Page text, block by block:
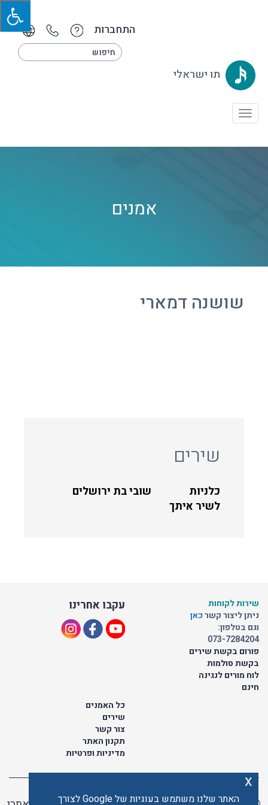
התחברות
תו ישראלי
Toggle
אמנים
שושנה דמארי
שירים
כלניות
לשיר איתך
שובי בת ירושלים
עקבו אחרינו
שירות לקוחות
ניתן ליצור קשרכאן
וגם בטלפון:
073-7284204
פורום בקשת שירים
בקשת סולמות
לוח מורים לנגינה
חינם
כל האמנים
שירים
צור קשר
תקנון האתר
מדיניות ופרטיות
האתר שלנו משתמש בעוגיות של Google לצורך
x